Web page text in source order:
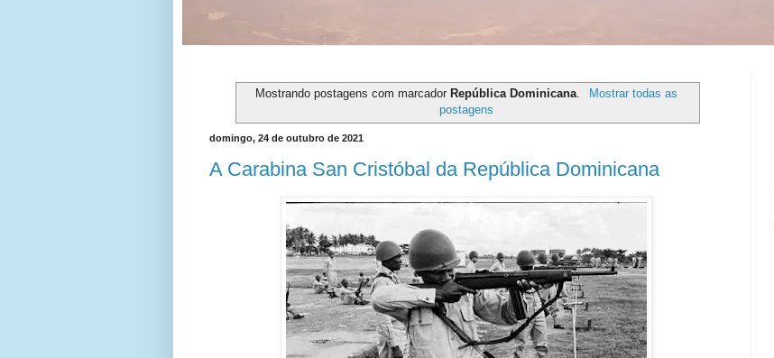
Mostrando postagens com marcador República Dominicana
Mostrar todas as
postagens
domingo, 24 de outubro de 2021
A Carabina San Cristóbal da República Dominicana